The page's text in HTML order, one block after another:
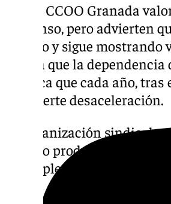
Desde CCOO Granada
descenso, pero advierten
empleo y sigue
señala que la
provoca que cada año,
una fuerte desaceleración.
La organización sindical
modelo productivo,
un empleo estable y de